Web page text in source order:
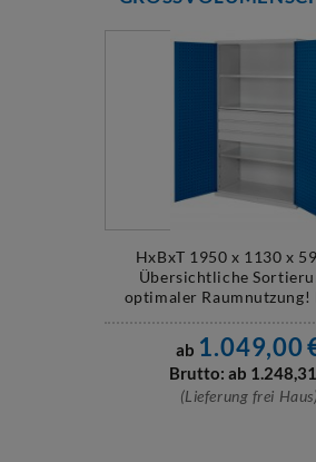
HxBxT 1950 x 1130 x
Übersichtliche
optimaler Raumnutzung!
ab 1.049,00
Brutto: ab 1.248,31
(Lieferung frei Haus)